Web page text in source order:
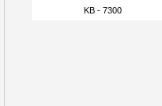
KB - 7300